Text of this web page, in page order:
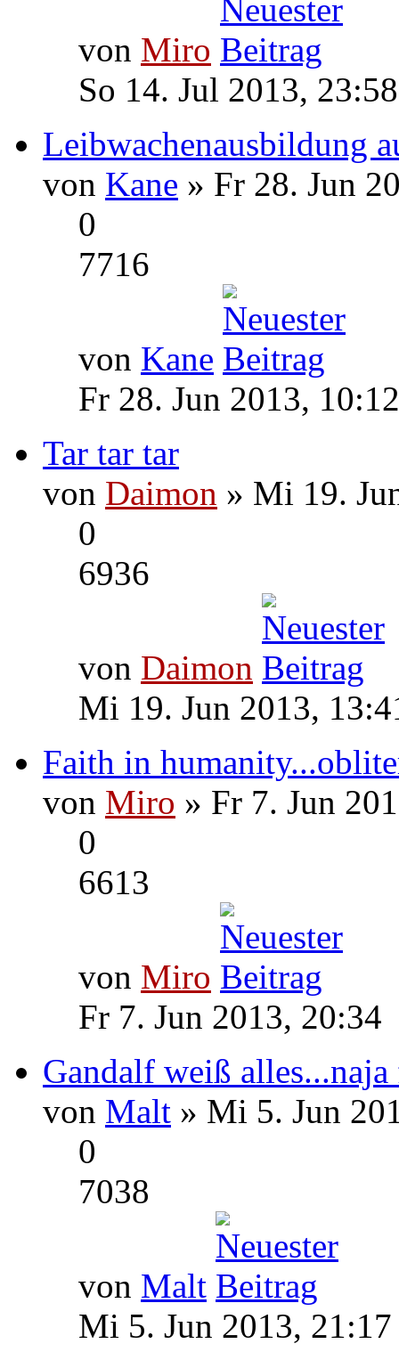
von Miro
So 14. Jul 2013, 23:58
Leibwachenausbildung
von Kane » Fr 28. Jun
0
7716
von Kane
Fr 28. Jun 2013, 10:12
Tar tar tar
von Daimon » Mi 19.
0
6936
von Daimon
Mi 19. Jun 2013,
Faith in
von Miro » Fr 7. Jun
0
6613
von Miro
Fr 7. Jun 2013, 20:34
Gandalf weiß alles...naja
von Malt » Mi 5. Jun
0
7038
von Malt
Mi 5. Jun 2013, 21:17